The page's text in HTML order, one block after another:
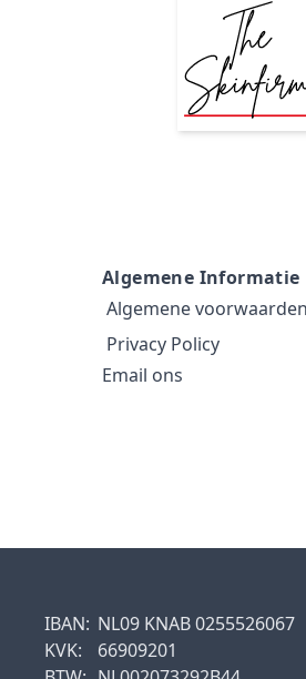
Algemene Informatie
Algemene
Privacy Policy
Email ons
IBAN: NL09 KNAB 0255526067
KVK:
66909201